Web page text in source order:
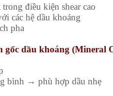
điều kiện shear cao
các hệ dầu khoáng
pha
gốc dầu khoáng (Mineral
bình → phù hợp dầu nhẹ